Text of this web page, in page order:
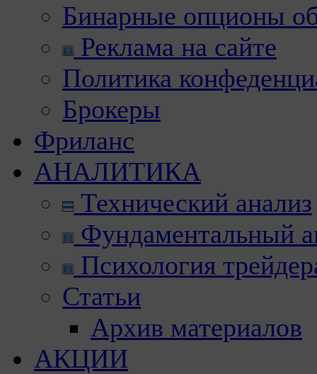
Бинарные опционы
Реклама на сайте
Политика
Брокеры
Фриланс
АНАЛИТИКА
Технический анализ
Фундаментальный
Психология
Статьи
Архив материалов
АКЦИИ